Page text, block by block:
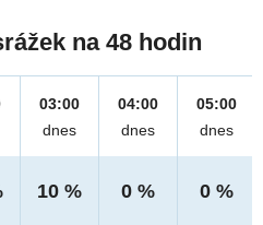
na 48 hodin
03:00
dnes
10 %
04:00
dnes
0 %
05:00
dnes
0 %